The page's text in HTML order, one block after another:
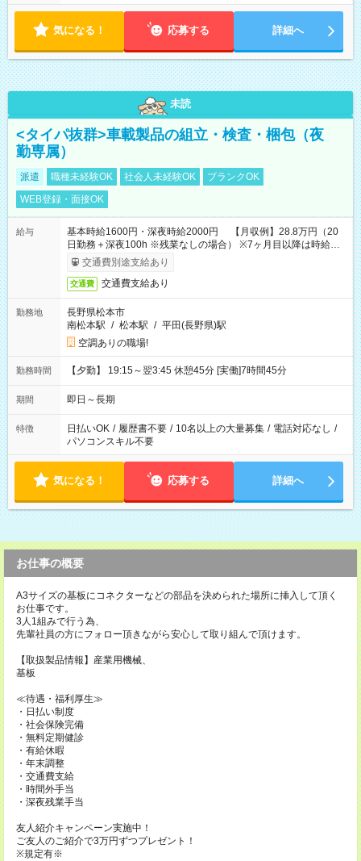
気になる！ 応募する 詳細へ
未読
<タイパ抜群>車載製品の組立・検査・梱包（夜
勤専属）
派遣 職種未経験OK 社会人未経験OK
ブランクOK
WEB登録・面接OK
給与
基本時給1600円・深夜時給2000円 【月収例】28.8万円（20
日勤務＋深夜100h ※残業なしの場合） ※7ヶ月目以降は時給
1230円・深夜時給1538円となります。
交通費別途支給あり
交通費 交通費支給あり
勤務地
長野県松本市
南松本駅 / 松本駅 / 平田(長野県)駅
空調ありの職場!
勤務時間 【夕勤】 19:15～翌3:45 休憩45分 [実働]7時間45分
期間 即日～長期
特徴 日払いOK / 履歴書不要 / 10名以上の大量募集 / 電話対応なし /
パソコンスキル不要
気になる！ 応募する 詳細へ
お仕事の概要
A3サイズの基板にコネクターなどの部品を決められた場所に挿入して頂く
お仕事です。
3人1組みで行う為、
先輩社員の方にフォロー頂きながら安心して取り組んで頂けます。
【取扱製品情報】産業用機械、
基板
≪待遇・福利厚生≫
・日払い制度
・社会保険完備
・無料定期健診
・有給休暇
・年末調整
・交通費支給
・時間外手当
・深夜残業手当
友人紹介キャンペーン実施中！
ご友人のご紹介で3万円ずつプレゼント！
※規定有※